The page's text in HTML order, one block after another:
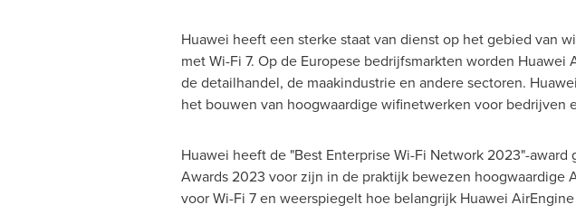
Huawei heeft een sterke staat van dienst op het gebied van
met Wi-Fi 7. Op de Europese bedrijfsmarkten worden
de detailhandel, de maakindustrie en andere sectoren.
het bouwen van hoogwaardige wifinetwerken voor bedrijven
Huawei heeft de "Best Enterprise Wi-Fi Network 2023"-
Awards 2023 voor zijn in de praktijk bewezen hoogwaardige
voor Wi-Fi 7 en weerspiegelt hoe belangrijk Huawei